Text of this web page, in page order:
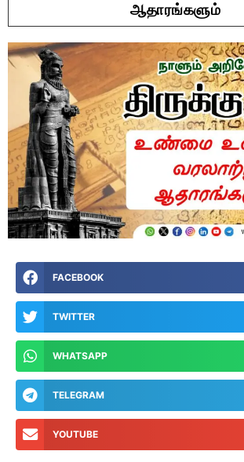
ஆதாரங்களும்
FACEBOOK
TWITTER
WHATSAPP
TELEGRAM
YOUTUBE